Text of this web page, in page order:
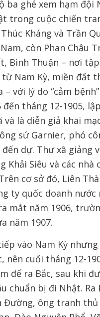
ba ghé xem hạm đội
trong cuộc chiến
Kháng và Trần
còn Phan Châu
Bình Thuận – nơi
từ Nam Kỳ, miền đất
– với lý do “cảm
đến tháng 12-1905,
và là diễn giả khai
sứ Garnier, phó
dự. Thư xã giảng
Khải Siêu và các nhà
cơ sở đó, Liên
ty quốc doanh nước
mắt năm 1906,
năm 1907.
vào Nam Kỳ
nên cuối tháng 12-
để ra Bắc, sau khi
chuẩn bị đi Nhật. Ra
Đường, ông tranh thủ